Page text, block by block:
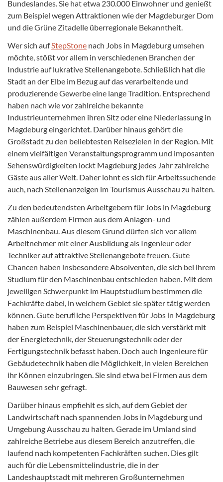
Bundeslandes. Sie hat etwa 230.000 Einwohner und genießt
zum Beispiel wegen Attraktionen wie der Magdeburger Dom
und die Grüne Zitadelle überregionale Bekanntheit.
Wer sich aufStepStone nach Jobs in Magdeburg umsehen
möchte, stößt vor allem in verschiedenen Branchen der
Industrie auf lukrative Stellenangebote. Schließlich hat die
Stadt an der Elbe im Bezug auf das verarbeitende und
produzierende Gewerbe eine lange Tradition. Entsprechend
haben nach wie vor zahlreiche bekannte
Industrieunternehmen ihren Sitz oder eine Niederlassung in
Magdeburg eingerichtet. Darüber hinaus gehört die
Großstadt zu den beliebtesten Reisezielen in der Region. Mit
einem vielfältigen Veranstaltungsprogramm und imposanten
Sehenswürdigkeiten lockt Magdeburg jedes Jahr zahlreiche
Gäste aus aller Welt. Daher lohnt es sich für Arbeitssuchende
auch, nach Stellenanzeigen im Tourismus Ausschau zu halten.
Zu den bedeutendsten Arbeitgebern für Jobs in Magdeburg
zählen außerdem Firmen aus dem Anlagen- und
Maschinenbau. Aus diesem Grund dürfen sich vor allem
Arbeitnehmer mit einer Ausbildung als Ingenieur oder
Techniker auf attraktive Stellenangebote freuen. Gute
Chancen haben insbesondere Absolventen, die sich bei ihrem
Studium für den Maschinenbau entschieden haben. Mit dem
jeweiligen Schwerpunkt im Hauptstudium bestimmen die
Fachkräfte dabei, in welchem Gebiet sie später tätig werden
können. Gute berufliche Perspektiven für Jobs in Magdeburg
haben zum Beispiel Maschinenbauer, die sich verstärkt mit
der Energietechnik, der Steuerungstechnik oder der
Fertigungstechnik befasst haben. Doch auch Ingenieure für
Gebäudetechnik haben die Möglichkeit, in vielen Bereichen
ihr Können einzubringen. Sie sind etwa bei Firmen aus dem
Bauwesen sehr gefragt.
Darüber hinaus empfiehlt es sich, auf dem Gebiet der
Landwirtschaft nach spannenden Jobs in Magdeburg und
Umgebung Ausschau zu halten. Gerade im Umland sind
zahlreiche Betriebe aus diesem Bereich anzutreffen, die
laufend nach kompetenten Fachkräften suchen. Dies gilt
auch für die Lebensmittelindustrie, die in der
Landeshauptstadt mit mehreren Großunternehmen